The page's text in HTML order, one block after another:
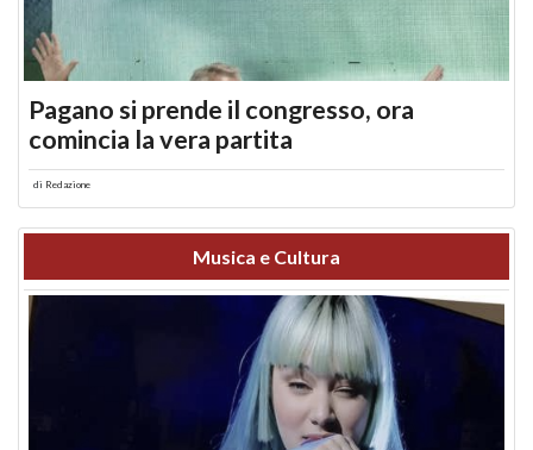
Pagano si prende il congresso, ora
comincia la vera partita
di Redazione
Musica e Cultura